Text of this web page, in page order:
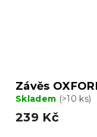
Závěs
Skladem (>10 ks)
239 Kč